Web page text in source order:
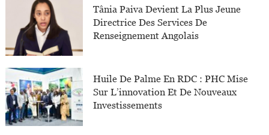
Tânia Paiva Devient La Plus Jeune
Directrice Des Services De
Renseignement Angolais
Huile De Palme En RDC : PHC Mise
Sur L’innovation Et De Nouveaux
Investissements